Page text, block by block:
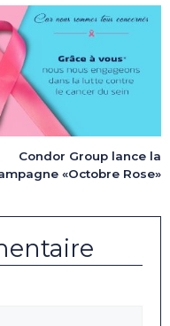
Condor Group lance la
«Octobre Rose»